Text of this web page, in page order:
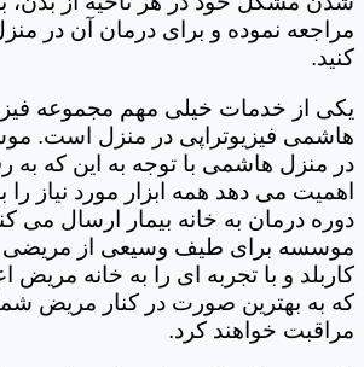
مراجعه نموده و برای درمان آن در
کنید.
یکی از خدمات خیلی مهم مجموعه
هاشمی فیزیوتراپی در منزل است.
در منزل هاشمی با توجه به این که به
اهمیت می دهد همه ابزار مورد نیاز
دوره درمان به خانه بیمار ارسال می
موسسه برای طیف وسیعی از مریضی
کاربلد و با تجربه ای را به خانه مریض
که به بهترین صورت در کنار مریض
مراقبت خواهند کرد.